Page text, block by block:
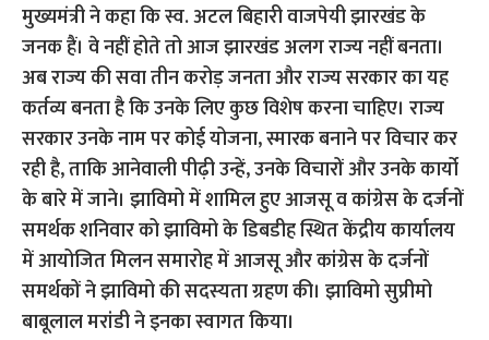
मुख्यमंत्री ने कहा कि स्व. अटल बिहारी वाजपेयी झारखंड के
जनक हैं। वे नहीं होते तो आज झारखंड अलग राज्य नहीं बनता।
अब राज्य की सवा तीन करोड़ जनता और राज्य सरकार का यह
कर्तव्य बनता है कि उनके लिए कुछ विशेष करना चाहिए। राज्य
सरकार उनके नाम पर कोई योजना, स्मारक बनाने पर विचार कर
रही है, ताकि आनेवाली पीढ़ी उन्हें, उनके विचारों और उनके कार्यो
के बारे में जाने। झाविमो में शामिल हुए आजसू व कांग्रेस के दर्जनों
समर्थक शनिवार को झाविमो के डिबडीह स्थित केंद्रीय कार्यालय
में आयोजित मिलन समारोह में आजसू और कांग्रेस के दर्जनों
समर्थकों ने झाविमो की सदस्यता ग्रहण की। झाविमो सुप्रीमो
बाबूलाल मरांडी ने इनका स्वागत किया।